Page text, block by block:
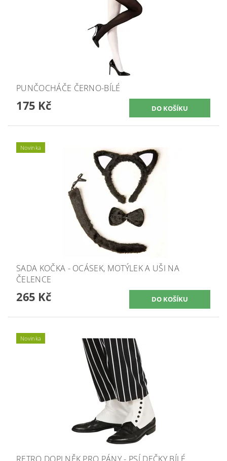
PUNČOCHÁČE ČERNO-BÍLÉ
175 Kč
Novinka
SADA KOČKA - OCÁSEK, MOTÝLEK A UŠI NA
ČELENCE
265 Kč
Novinka